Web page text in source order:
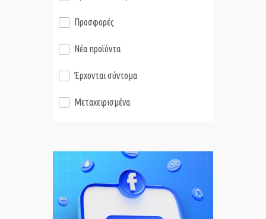
Προσφορές
Νέα προϊόντα
Έρχονται σύντομα
Μεταχειρισμένα